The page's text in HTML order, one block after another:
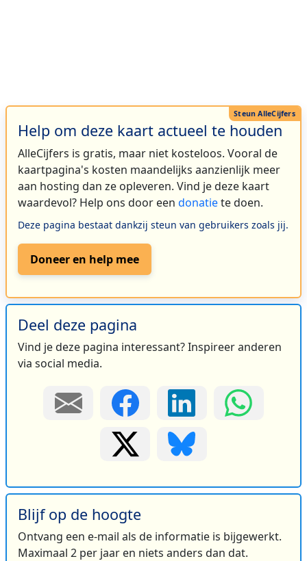
Help om deze kaart actueel te houden
AlleCijfers is gratis, maar niet kosteloos. Vooral de
kaartpagina's kosten maandelijks aanzienlijk meer
aan hosting dan ze opleveren. Vind je deze kaart
waardevol? Help ons door een donatiete doen.
Deze pagina bestaat dankzij steun van gebruikers zoals jij.
Doneer en help mee
Deel deze pagina
Vind je deze pagina interessant? Inspireer anderen
via social media.
Blijf op de hoogte
Ontvang een e-mail als de informatie is bijgewerkt.
Maximaal 2 per jaar en niets anders dan dat.